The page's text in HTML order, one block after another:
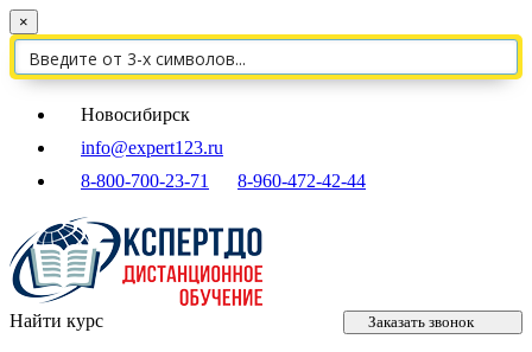
×
Новосибирск
info@expert123.ru
8-800-700-23-71
8-960-472-42-44
Найти курс Заказать звонок